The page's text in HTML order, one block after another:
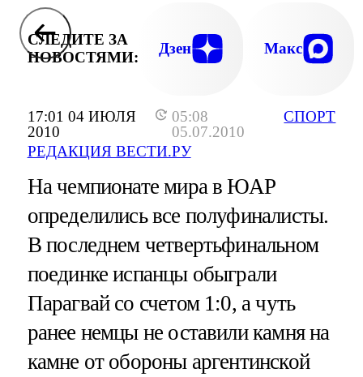
17:01 04 ИЮЛЯ
2010
05:08
05.07.2010
РЕДАКЦИЯ ВЕСТИ.РУ
СПОРТ
СЛЕДИТЕ ЗА
НОВОСТЯМИ:
Дзен Макс
На чемпионате мира в ЮАР
определились все полуфиналисты.
В последнем четвертьфинальном
поединке испанцы обыграли
Парагвай со счетом 1:0, а чуть
ранее немцы не оставили камня на
камне от обороны аргентинской